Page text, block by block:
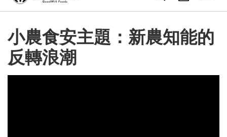
小農食安主題：新農知能的
反轉浪潮